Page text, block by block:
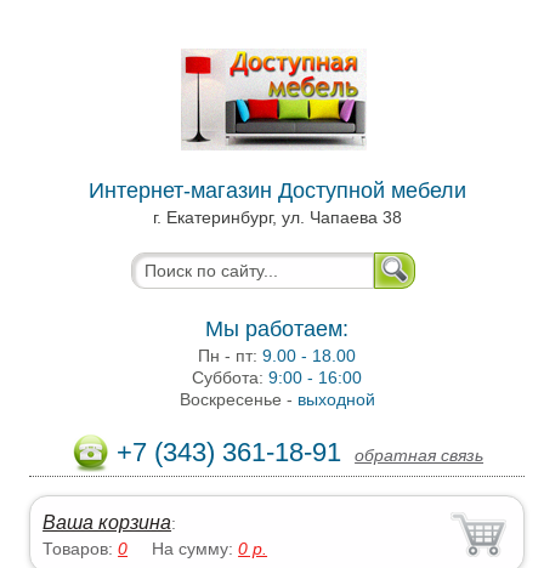
Интернет-магазин Доступной мебели
г. Екатеринбург, ул. Чапаева 38
Мы работаем:
Пн - пт:9.00 - 18.00
Суббота:9:00 - 16:00
Воскресенье - выходной
+7 (343) 361-18-91 обратная связь
Ваша корзина:
Товаров:0 На сумму:0 р.